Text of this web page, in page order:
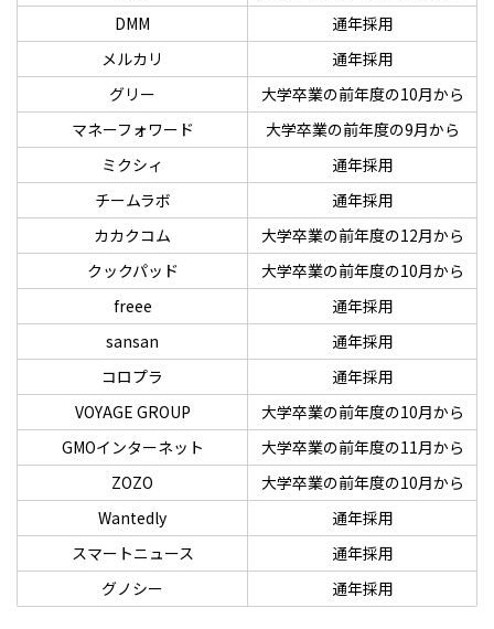
DMM
通年採用
メルカリ
通年採用
グリー
大学卒業の前年度の10月から
マネーフォワード
大学卒業の前年度の9月から
ミクシィ
通年採用
チームラボ
通年採用
カカクコム
大学卒業の前年度の12月から
クックパッド
大学卒業の前年度の10月から
freee
通年採用
sansan
通年採用
コロプラ
通年採用
VOYAGE GROUP
大学卒業の前年度の10月から
GMOインターネット
大学卒業の前年度の11月から
ZOZO
大学卒業の前年度の10月から
Wantedly
通年採用
スマートニュース
通年採用
グノシー
通年採用